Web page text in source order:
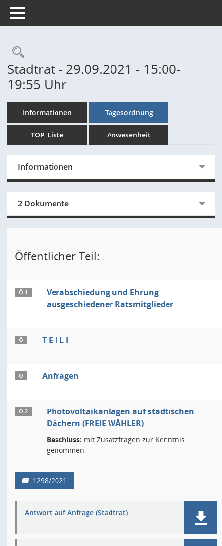
Toggle navigation
Rechercheauswahl
Stadtrat - 29.09.2021 - 15:00-
19:55 Uhr
Informationen Tagesordnung
TOP-Liste Anwesenheit
Informationen
2 Dokumente
Öffentlicher Teil:
Ö 1
Verabschiedung und Ehrung
ausgeschiedener Ratsmitglieder
Ö T E I L I
Ö Anfragen
Ö 2
Photovoltaikanlagen auf städtischen
Dächern (FREIE WÄHLER)
Beschluss: mit Zusatzfragen zur Kenntnis
genommen
1298/2021
Antwort auf Anfrage (Stadtrat)